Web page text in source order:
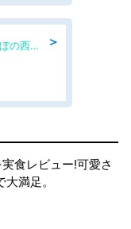
＞
サービス付き高齢者向け住宅ほのぼの西難波弐番館
食レビュー!可愛さ
満足。